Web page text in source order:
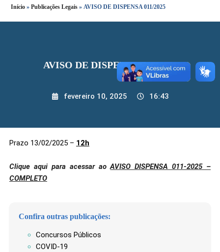
Início »Publicações Legais » AVISO DE DISPENSA 011/2025
AVISO DE DISPENSA 011/2025
fevereiro 10, 2025 16:43
Prazo 13/02/2025 – 12h
Clique aqui para acessar aoAVISO DISPENSA 011-2025 –
COMPLETO
Confira outras publicações:
Concursos Públicos
COVID-19